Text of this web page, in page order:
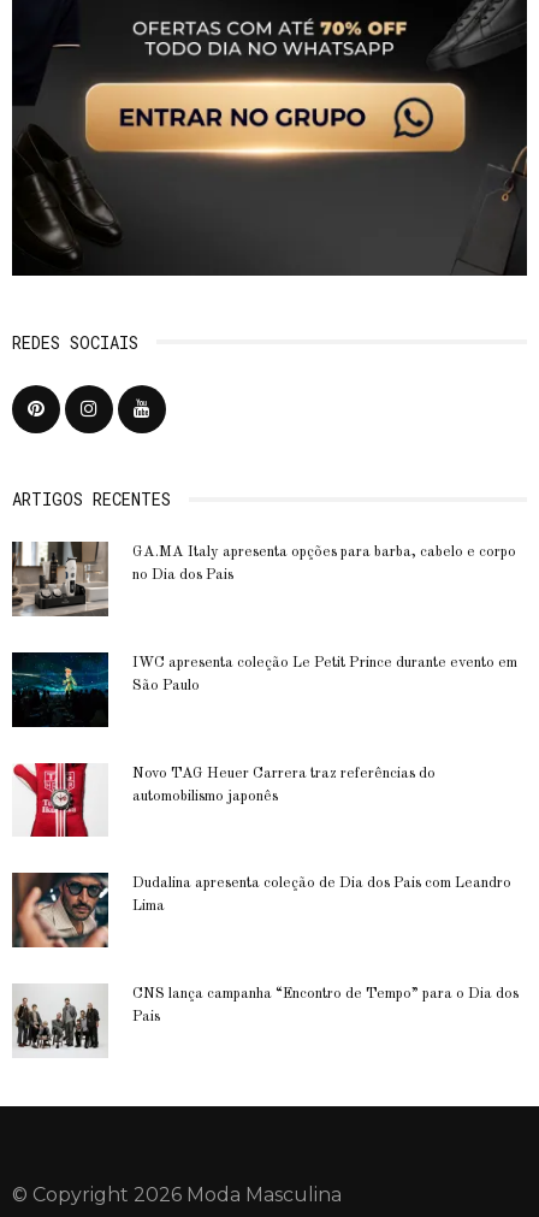
REDES SOCIAIS
ARTIGOS RECENTES
GA.MA Italy apresenta opções para barba, cabelo e corpo
no Dia dos Pais
IWC apresenta coleção Le Petit Prince durante evento em
São Paulo
Novo TAG Heuer Carrera traz referências do
automobilismo japonês
Dudalina apresenta coleção de Dia dos Pais com Leandro
Lima
CNS lança campanha “Encontro de Tempo” para o Dia dos
Pais
© Copyright 2026 Moda Masculina